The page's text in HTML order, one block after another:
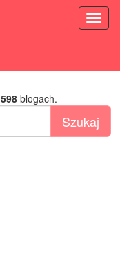
598blogach.